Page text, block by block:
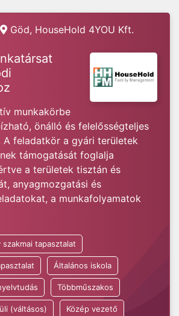
Göd, HouseHold 4YOU Kft.
munkakörbe
önálló és felelősségteljes
A feladatkör a gyári területek
támogatását foglalja
a területek tisztán és
anyagmozgatási és
a munkafolyamatok
szakmai tapasztalat
Általános iskola
Többműszakos
(váltásos) Közép vezető